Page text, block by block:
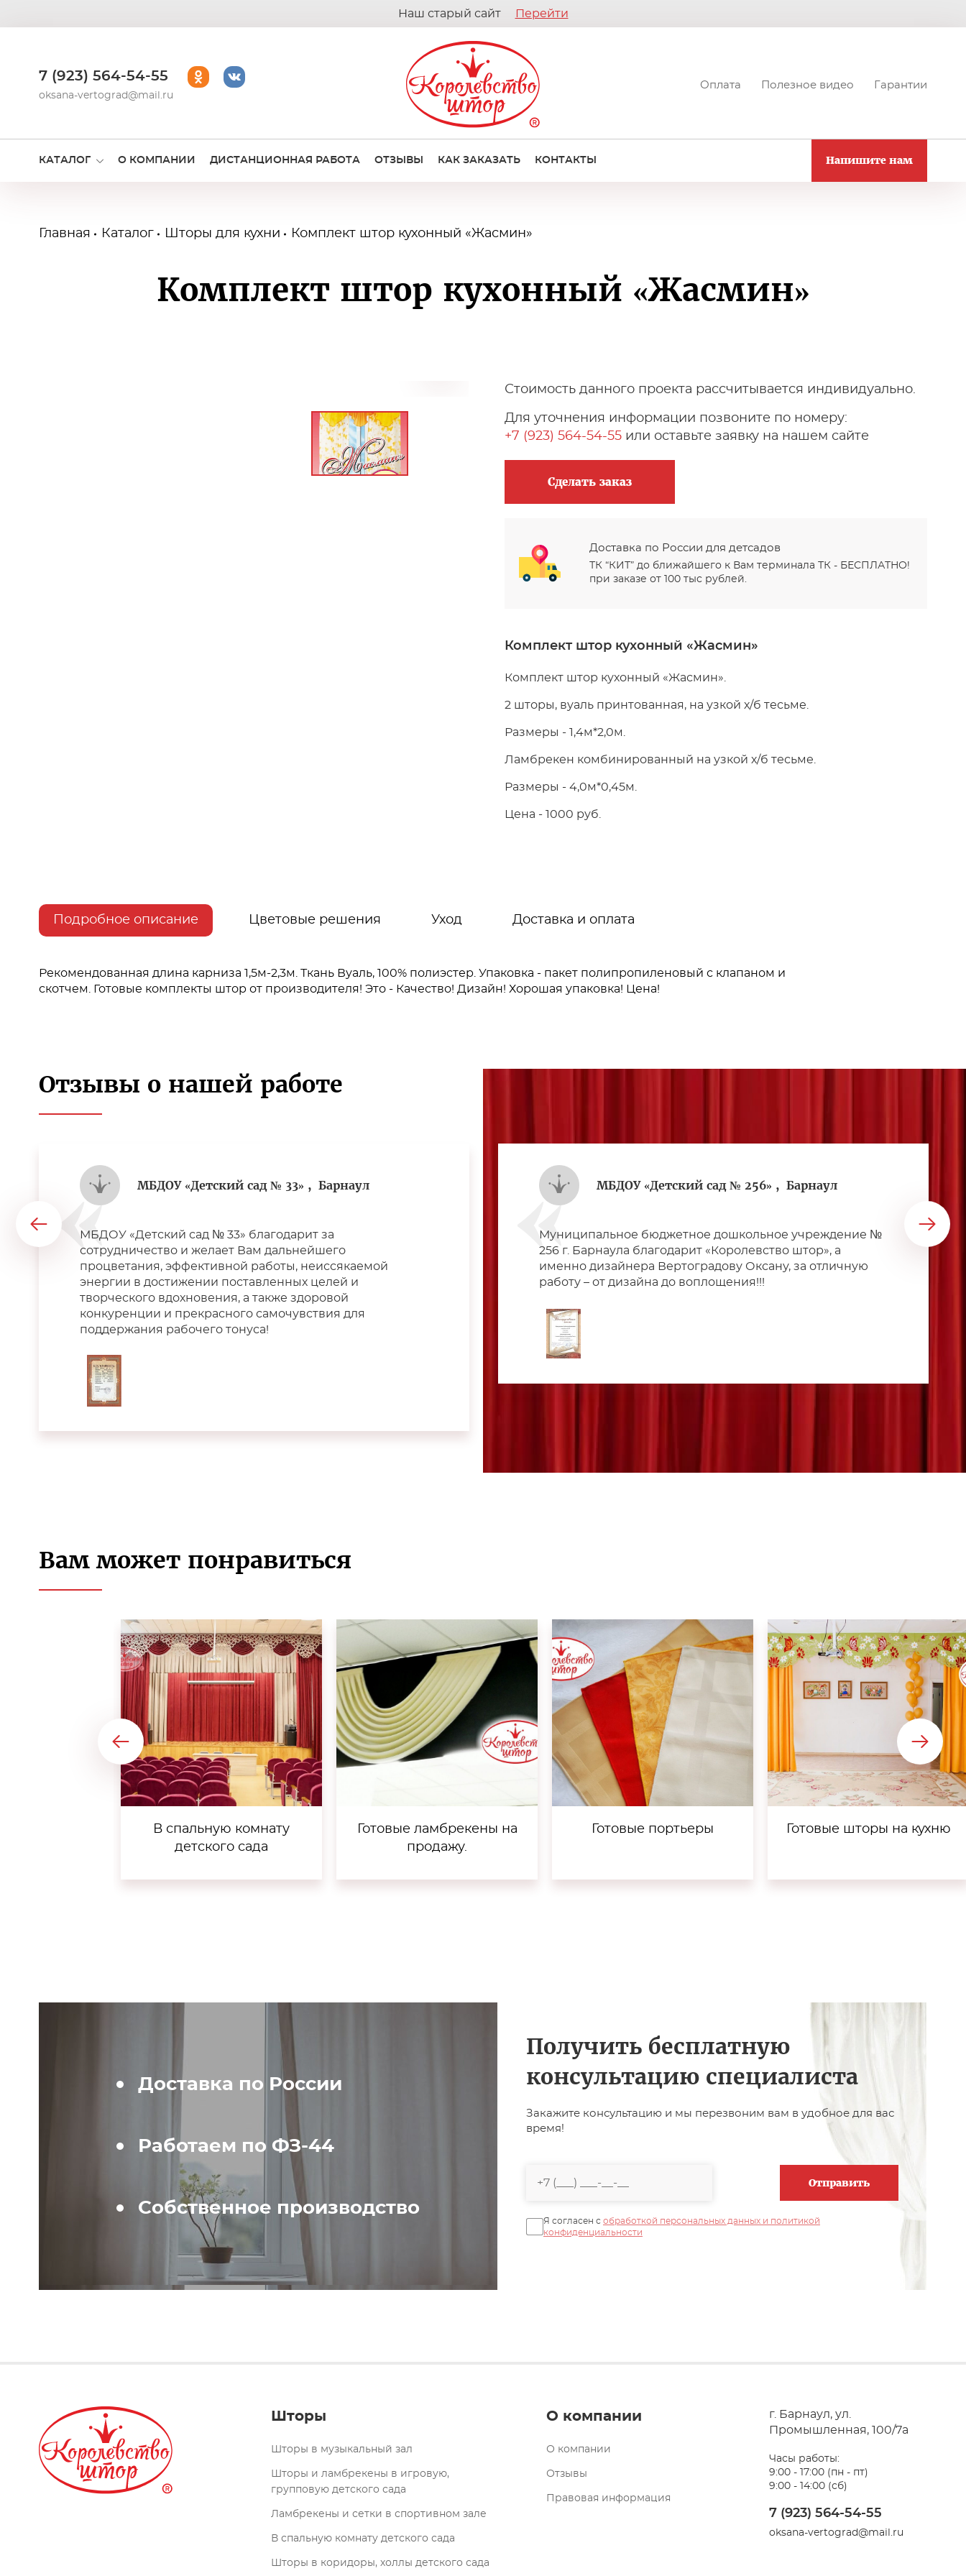
Наш старый сайт Перейти
7 (923) 564-54-55
oksana-vertograd@mail.ru
Оплата Полезное видео Гарантии
КАТАЛОГ О КОМПАНИИ ДИСТАНЦИОННАЯ РАБОТА ОТЗЫВЫ КАК ЗАКАЗАТЬ КОНТАКТЫ Напишите нам
Главная Каталог Шторы для кухни Комплект штор кухонный «Жасмин»
Комплект штор кухонный «Жасмин»
Стоимость данного проекта рассчитывается индивидуально.
Для уточнения информации позвоните по номеру:
+7 (923) 564-54-55 или оставьте заявку на нашем сайте
Сделать заказ
Доставка по России для детсадов
ТК “КИТ” до ближайшего к Вам терминала ТК - БЕСПЛАТНО!
при заказе от 100 тыс рублей.
Комплект штор кухонный «Жасмин»
Комплект штор кухонный «Жасмин».
2 шторы, вуаль принтованная, на узкой х/б тесьме.
Размеры - 1,4м*2,0м.
Ламбрекен комбинированный на узкой х/б тесьме.
Размеры - 4,0м*0,45м.
Цена - 1000 руб.
Подробное описание Цветовые решения Уход Доставка и оплата
Рекомендованная длина карниза 1,5м-2,3м. Ткань Вуаль, 100% полиэстер. Упаковка - пакет полипропиленовый с клапаном и
скотчем. Готовые комплекты штор от производителя! Это - Качество! Дизайн! Хорошая упаковка! Цена!
Отзывы о нашей работе
МБДОУ «Детский сад № 33» , Барнаул
МБДОУ «Детский сад № 33» благодарит за
сотрудничество и желает Вам дальнейшего
процветания, эффективной работы, неиссякаемой
энергии в достижении поставленных целей и
творческого вдохновения, а также здоровой
конкуренции и прекрасного самочувствия для
поддержания рабочего тонуса!
МБДОУ «Детский сад № 256» , Барнаул
Муниципальное бюджетное дошкольное учреждение №
256 г. Барнаула благодарит «Королевство штор», а
именно дизайнера Вертоградову Оксану, за отличную
работу – от дизайна до воплощения!!!
Вам может понравиться
В спальную комнату
детского сада
Готовые ламбрекены на
продажу.
Готовые портьеры Готовые шторы на кухню
Доставка по России
Работаем по ФЗ-44
Собственное производство
Получить бесплатную
консультацию специалиста
Закажите консультацию и мы перезвоним вам в удобное для вас
время!
Отправить
Я согласен с обработкой персональных данных и политикой
конфиденциальности
Шторы
Шторы в музыкальный зал
Шторы и ламбрекены в игровую,
групповую детского сада
Ламбрекены и сетки в спортивном зале
В спальную комнату детского сада
Шторы в коридоры, холлы детского сада
О компании
О компании
Отзывы
Правовая информация
г. Барнаул, ул.
Промышленная, 100/7a
Часы работы:
9:00 - 17:00 (пн - пт)
9:00 - 14:00 (сб)
7 (923) 564-54-55
oksana-vertograd@mail.ru